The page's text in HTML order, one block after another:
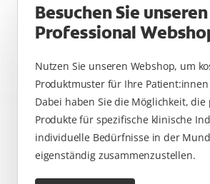
Besuchen Sie
Professional
Nutzen Sie unseren Webshop, um
Produktmuster für Ihre
Dabei haben Sie die Möglichkeit, die
Produkte für spezifische klinische
individuelle Bedürfnisse in der
eigenständig zusammenzustellen.